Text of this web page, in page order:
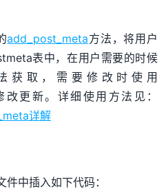
add_post_meta方法，将用户
表中，在用户需要的时候
获取，需要修改时使用
改更新。详细使用方法见：
详解
中插入如下代码：